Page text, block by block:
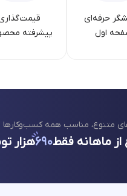
حرفه‌ای
اول
پیشرفته
متنوع، مناسب همه کسب‌وکارها
ماهانه فقط۶۹۰هزار